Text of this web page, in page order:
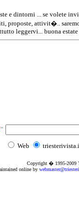
e dintorni ... se volete
proposte, attivit�..
leggervi... buona
Web
Copyright � 1995-2009
online by